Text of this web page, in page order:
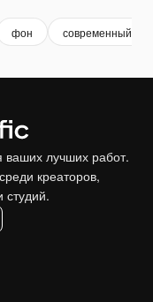
фон современный
ваших лучших работ.
креаторов,
студий.